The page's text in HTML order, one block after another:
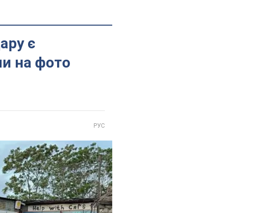
є
на фото
РУС